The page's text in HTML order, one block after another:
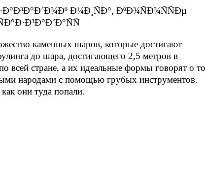
каменных шаров, которые достигают
до шара, достигающего 2,5 метров в
всей стране, а их идеальные формы говорят о
народами с помощью грубых инструментов.
они туда попали.